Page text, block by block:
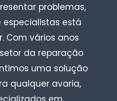
problemas,
está
Com vários anos
da reparação
uma solução
qualquer avaria,